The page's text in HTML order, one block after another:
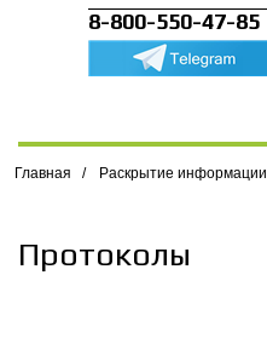
8-800-550-47-85
Главная / Раскрытие информации
Протоколы